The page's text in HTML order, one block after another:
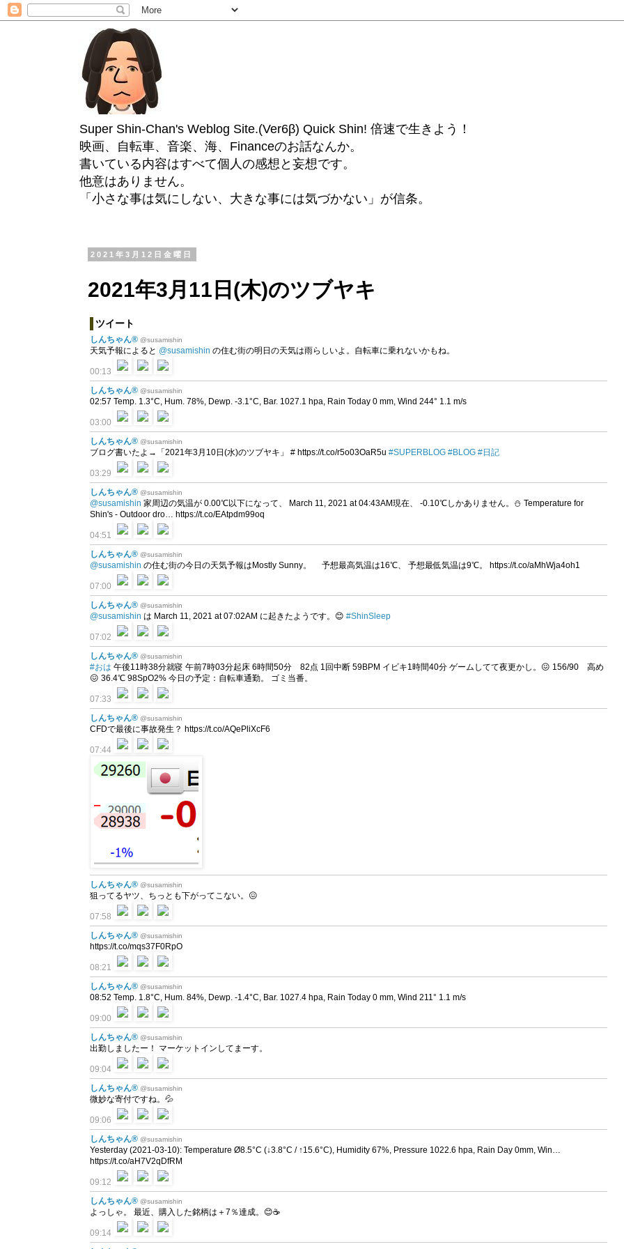
Super Shin-Chan's Weblog Site.(Ver6β) Quick Shin! 倍速で生きよう！
映画、自転車、音楽、海、Financeのお話なんか。
書いている内容はすべて個人の感想と妄想です。
他意はありません。
「小さな事は気にしない、大きな事には気づかない」が信条。
2021年3月12日金曜日
2021年3月11日(木)のツブヤキ
ツイート
しんちゃん® @susamishin
天気予報によると @susamishin の住む街の明日の天気は雨らしいよ。自転車に乗れないかもね。
00:13
しんちゃん® @susamishin
02:57 Temp. 1.3°C, Hum. 78%, Dewp. -3.1°C, Bar. 1027.1 hpa, Rain Today 0 mm, Wind 244° 1.1 m/s
03:00
しんちゃん® @susamishin
ブログ書いたよ→「2021年3月10日(水)のツブヤキ」 # https://t.co/r5o03OaR5u #SUPERBLOG #BLOG #日記
03:29
しんちゃん® @susamishin
@susamishin 家周辺の気温が 0.00℃以下になって、 March 11, 2021 at 04:43AM現在、 -0.10℃しかありません。⛄ Temperature for
Shin's - Outdoor dro… https://t.co/EAtpdm99oq
04:51
しんちゃん® @susamishin
@susamishin の住む街の今日の天気予報はMostly Sunny。 予想最高気温は16℃、 予想最低気温は9℃。 https://t.co/aMhWja4oh1
07:00
しんちゃん® @susamishin
@susamishin は March 11, 2021 at 07:02AM に起きたようです。😊 #ShinSleep
07:02
しんちゃん® @susamishin
#おは 午後11時38分就寝 午前7時03分起床 6時間50分 82点 1回中断 59BPM イビキ1時間40分 ゲームしてて夜更かし。😖 156/90 高め
😖 36.4℃ 98SpO2% 今日の予定：自転車通勤。 ゴミ当番。
07:33
しんちゃん® @susamishin
CFDで最後に事故発生？ https://t.co/AQePliXcF6
07:44
しんちゃん® @susamishin
狙ってるヤツ、ちっとも下がってこない。😖
07:58
しんちゃん® @susamishin
https://t.co/mqs37F0RpO
08:21
しんちゃん® @susamishin
08:52 Temp. 1.8°C, Hum. 84%, Dewp. -1.4°C, Bar. 1027.4 hpa, Rain Today 0 mm, Wind 211° 1.1 m/s
09:00
しんちゃん® @susamishin
出勤しましたー！ マーケットインしてまーす。
09:04
しんちゃん® @susamishin
微妙な寄付ですね。💦
09:06
しんちゃん® @susamishin
Yesterday (2021-03-10): Temperature Ø8.5°C (↓3.8°C / ↑15.6°C), Humidity 67%, Pressure 1022.6 hpa, Rain Day 0mm, Win…
https://t.co/aH7V2qDfRM
09:12
しんちゃん® @susamishin
よっしゃ。 最近、購入した銘柄は＋7％達成。😊☕
09:14